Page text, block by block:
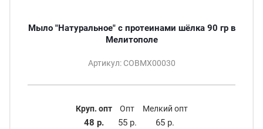
Мыло "Натуральное" с протеинами шёлка 90 гр в
Мелитополе
Артикул: СОВМХ00030
Круп. опт
48 р.
Опт
55 р.
Мелкий опт
65 р.